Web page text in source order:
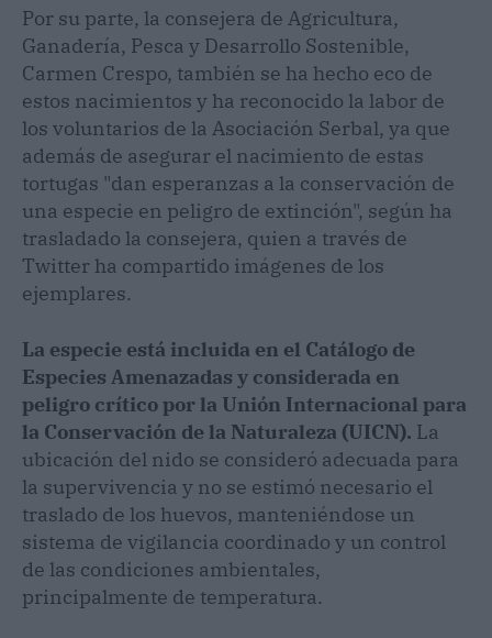
Por su parte, la consejera de Agricultura,
Ganadería, Pesca y Desarrollo Sostenible,
Carmen Crespo, también se ha hecho eco de
estos nacimientos y ha reconocido la labor de
los voluntarios de la Asociación Serbal, ya que
además de asegurar el nacimiento de estas
tortugas "dan esperanzas a la conservación de
una especie en peligro de extinción", según ha
trasladado la consejera, quien a través de
Twitter ha compartido imágenes de los
ejemplares.
La especie está incluida en el Catálogo de
Especies Amenazadas y considerada en
peligro crítico por la Unión Internacional para
la Conservación de la Naturaleza (UICN). La
ubicación del nido se consideró adecuada para
la supervivencia y no se estimó necesario el
traslado de los huevos, manteniéndose un
sistema de vigilancia coordinado y un control
de las condiciones ambientales,
principalmente de temperatura.